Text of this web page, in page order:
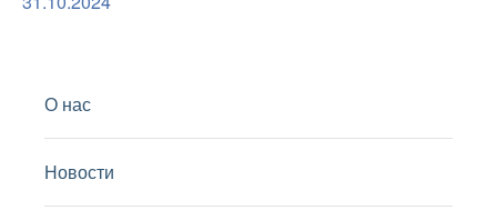
О нас
Новости